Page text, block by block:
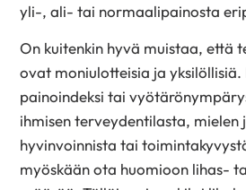
yli-, ali- tai normaalipainosta
On kuitenkin hyvä muistaa, että
ovat moniulotteisia ja yksilöllisiä.
painoindeksi tai
ihmisen terveydentilasta, mielen
hyvinvoinnista tai
myöskään ota huomioon lihas-